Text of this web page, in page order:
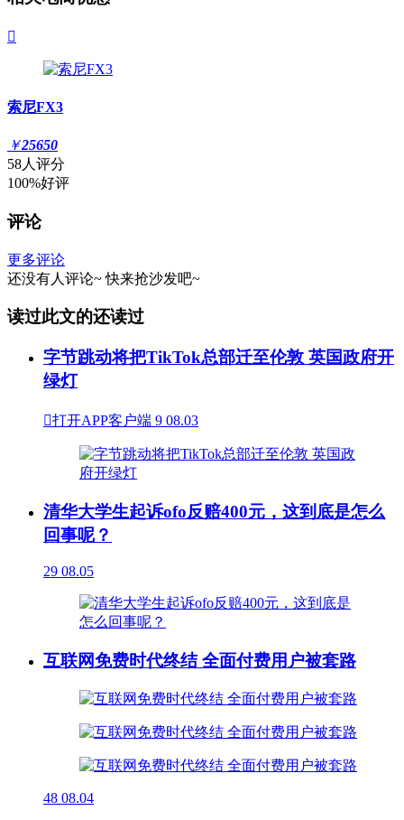

索尼FX3
￥25650
58人评分
100%好评
评论
更多评论
还没有人评论~ 快来抢沙发吧~
读过此文的还读过
字节跳动将把TikTok总部迁至伦敦 英国政府开
绿灯
打开APP客户端 9 08.03
清华大学生起诉ofo反赔400元，这到底是怎么
回事呢？
29 08.05
互联网免费时代终结 全面付费用户被套路
48 08.04